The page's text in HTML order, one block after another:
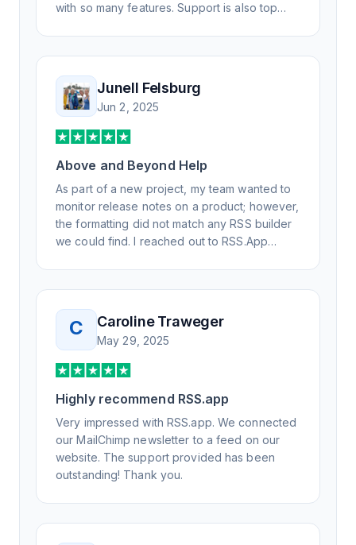
with so many features. Support is also top
professionally. Highly recommend for all your
RSS feed needs. Our trucking news hub
website couldn't work without it. Thank you.
Junell Felsburg
Jun 2, 2025
Above and Beyond Help
As part of a new project, my team wanted to
monitor release notes on a product; however,
the formatting did not match any RSS builder
we could find. I reached out to RSS.App
day, but I spoke to someone who was
knowledgeable, kind, and clearly wanted to
understand the issue. It has been a few
weeks, but after many revisions and direct
support, all of my release notes are in a way
that my users understand and find value in.
Honestly, it has been an exceptional
experience, and I will be pushing everyone I
know to RSS.app for their RSS needs.
C Caroline Traweger
May 29, 2025
Highly recommend RSS.app
Very impressed with RSS.app. We connected
our MailChimp newsletter to a feed on our
website. The support provided has been
outstanding! Thank you.